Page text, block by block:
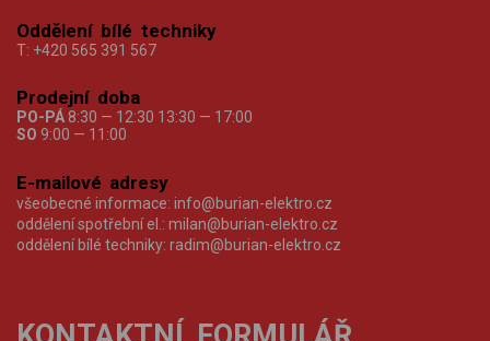
Oddělení bílé techniky
T: +420 565 391 567
Prodejní doba
PO-PÁ 8:30 — 12:30 13:30 — 17:00
SO 9:00 — 11:00
E-mailové adresy
všeobecné informace: info@burian-elektro.cz
oddělení spotřební el.: milan@burian-elektro.cz
oddělení bílé techniky: radim@burian-elektro.cz